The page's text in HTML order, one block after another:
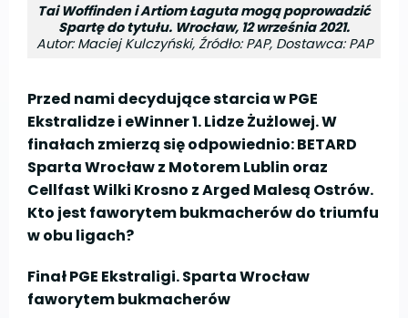
Tai Woffinden i Artiom Łaguta mogą poprowadzić
Spartę do tytułu. Wrocław, 12 września 2021.
Autor: Maciej Kulczyński, Źródło: PAP, Dostawca: PAP
Przed nami decydujące starcia w PGE
Ekstralidze i eWinner 1. Lidze Żużlowej. W
finałach zmierzą się odpowiednio: BETARD
Sparta Wrocław z Motorem Lublin oraz
Cellfast Wilki Krosno z Arged Malesą Ostrów.
Kto jest faworytem bukmacherów do triumfu
w obu ligach?
Finał PGE Ekstraligi. Sparta Wrocław
faworytem bukmacherów